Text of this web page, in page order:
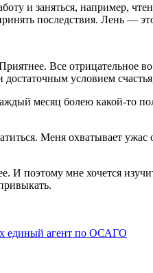
и заняться, например,
последствия. Лень —
Все отрицательное
условием
месяц болею какой-то
Меня охватывает
И поэтому мне хочется
единый агент по ОСАГО